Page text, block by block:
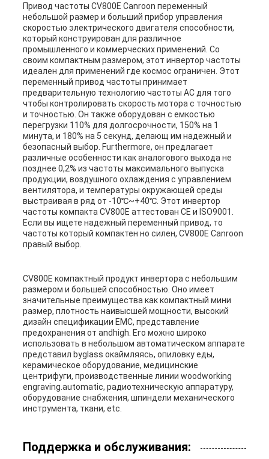
Привод частоты CV800E Canroon переменный
небольшой размер и больший прибор управления
скоростью электрического двигателя способности,
который конструирован для различное
промышленного и коммерческих применений. Со
своим компактным размером, этот инвертор частоты
идеален для применений где космос ограничен. Этот
переменный привод частоты принимает
предварительную технологию частоты AC для того
чтобы контролировать скорость мотора с точностью
и точностью. Он также оборудован с емкостью
перегрузки 110% для долгосрочности, 150% на 1
минута, и 180% на 5 секунд, делающ им надежный и
безопасный выбор. Furthermore, он предлагает
различные особенности как аналогового выхода не
позднее 0,2% из частоты максимального выпуска
продукции, воздушного охлаждения с управлением
вентилятора, и температуры окружающей среды
выстраивая в ряд от -10℃~+40℃. Этот инвертор
частоты компакта CV800E аттестован CE и ISO9001.
Если вы ищете надежный переменный привод, то
частоты который компактен но силен, CV800E Canroon
правый выбор.
CV800E компактный продукт инвертора с небольшим
размером и большей способностью. Оно имеет
значительные преимущества как компактный мини
размер, плотность наивысшей мощности, высокий
дизайн спецификации EMC, представление
предохранения от andhigh. Его можно широко
использовать в небольшом автоматическом аппарате
представил byglass окаймляясь, опиловку еды,
керамическое оборудование, медицинские
центрифуги, производственные линии woodworking
engraving.automatic, радиотехническую аппаратуру,
оборудование снабжения, шпиндели механического
инструмента, ткани, etc.
Поддержка и обслуживания: